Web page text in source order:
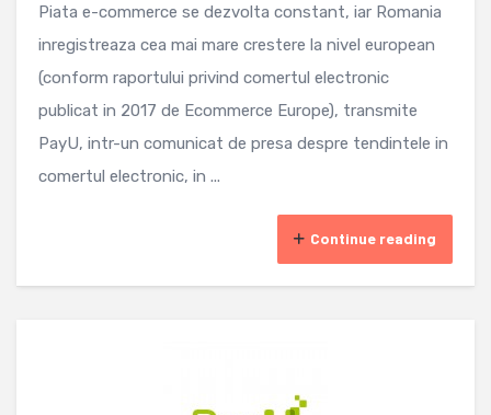
Piata e-commerce se dezvolta constant, iar Romania
inregistreaza cea mai mare crestere la nivel european
(conform raportului privind comertul electronic
publicat in 2017 de Ecommerce Europe), transmite
PayU, intr-un comunicat de presa despre tendintele in
comertul electronic, in ...
Continue reading